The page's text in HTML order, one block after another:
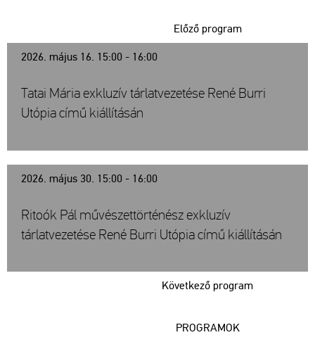
2026. május 16. 15:00 - 16:00
Előző program
Tatai Mária exkluzív tárlatvezetése René Burri
Utópia című kiállításán
2026. május 30. 15:00 - 16:00
Következő program
Ritoók Pál művészettörténész exkluzív
tárlatvezetése René Burri Utópia című kiállításán
PROGRAMOK